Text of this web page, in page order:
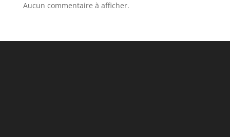
Aucun commentaire à afficher.